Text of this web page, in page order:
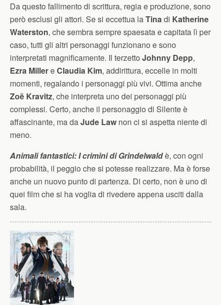
Da questo fallimento di scrittura, regia e produzione, sono
però esclusi gli attori. Se si eccettua laTinadi Katherine
Waterston, che sembra sempre spaesata e capitata lì per
caso, tutti gli altri personaggi funzionano e sono
interpretati magnificamente. Il terzetto Johnny Depp,
Ezra MillereClaudia Kim, addirittura, eccelle in molti
momenti, regalando i personaggi più vivi. Ottima anche
Zoë Kravitz, che interpreta uno dei personaggi più
complessi. Certo, anche il personaggio di Silente è
affascinante, ma daJude Law non ci si aspetta niente di
meno.
Animali fantastici: I crimini di Grindelwaldè, con ogni
probabilità, il peggio che si potesse realizzare. Ma è forse
anche un nuovo punto di partenza. Di certo, non è uno di
quei film che si ha voglia di rivedere appena usciti dalla
sala.